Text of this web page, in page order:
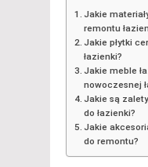
Jakie
remontu
Jakie płytki
łazienki?
Jakie meble
nowoczesnej
Jakie są
do łazienki?
Jakie
do remontu?